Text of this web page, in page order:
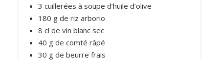
3 cuillerées à soupe d’huile d’olive
180 g de riz arborio
8 cl de vin blanc sec
40 g de comté râpé
30 g de beurre frais